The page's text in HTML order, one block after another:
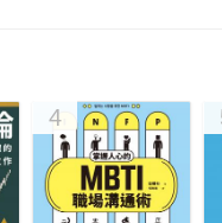
與科技領域，
等崇高使命的組織，
4